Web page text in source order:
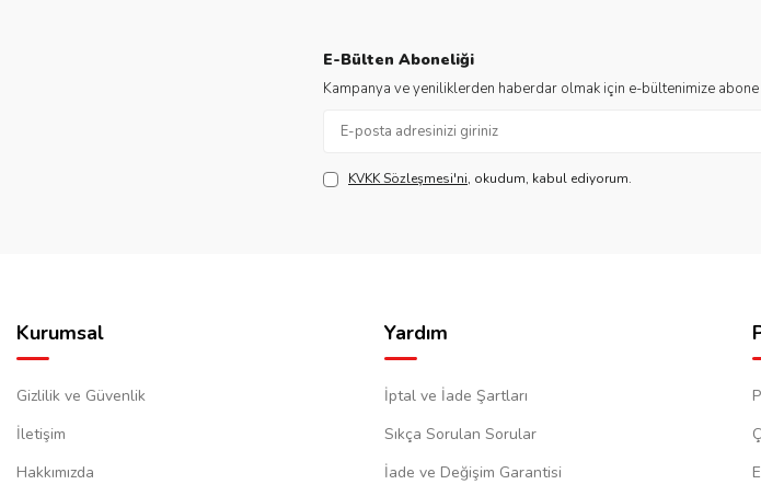
E-Bülten Aboneliği
Kampanya ve yeniliklerden haberdar olmak için e-bültenimize
KVKK Sözleşmesi'ni, okudum, kabul ediyorum.
Kurumsal
Gizlilik ve Güvenlik
İletişim
Hakkımızda
Yardım
İptal ve İade Şartları
Sıkça Sorulan Sorular
İade ve Değişim Garantisi